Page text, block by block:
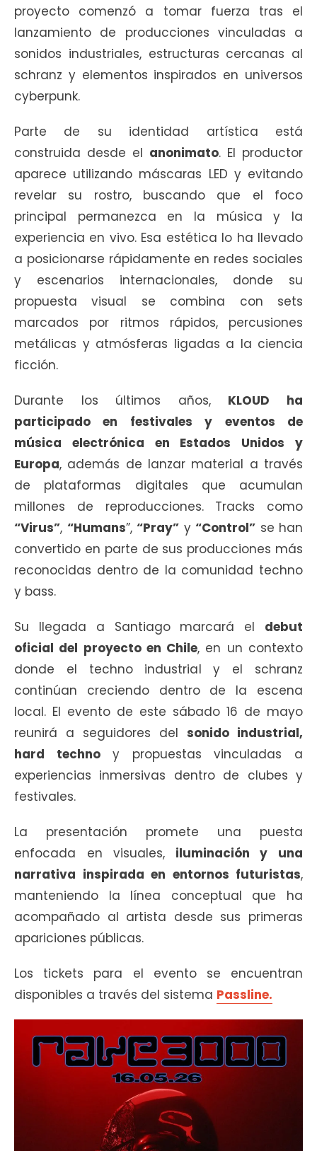
proyecto comenzó a tomar fuerza tras el
lanzamiento de producciones vinculadas a
sonidos industriales, estructuras cercanas al
schranz y elementos inspirados en universos
cyberpunk.
Parte de su identidad artística está
construida desde el anonimato. El productor
aparece utilizando máscaras LED y evitando
revelar su rostro, buscando que el foco
principal permanezca en la música y la
experiencia en vivo. Esa estética lo ha llevado
a posicionarse rápidamente en redes sociales
y escenarios internacionales, donde su
propuesta visual se combina con sets
marcados por ritmos rápidos, percusiones
metálicas y atmósferas ligadas a la ciencia
ficción.
Durante los últimos años, KLOUD ha
participado en festivales y eventos de
música electrónica en Estados Unidos y
Europa, además de lanzar material a través
de plataformas digitales que acumulan
millones de reproducciones. Tracks como
“Virus”, “Humans”, “Pray” y “Control” se han
convertido en parte de sus producciones más
reconocidas dentro de la comunidad techno
y bass.
Su llegada a Santiago marcará el debut
oficial del proyecto en Chile, en un contexto
donde el techno industrial y el schranz
continúan creciendo dentro de la escena
local. El evento de este sábado 16 de mayo
reunirá a seguidores del sonido industrial,
hard technoy propuestas vinculadas a
experiencias inmersivas dentro de clubes y
festivales.
La presentación promete una puesta
enfocada en visuales, iluminación y una
narrativa inspirada en entornos futuristas,
manteniendo la línea conceptual que ha
acompañado al artista desde sus primeras
apariciones públicas.
Los tickets para el evento se encuentran
disponibles a través del sistema Passline.